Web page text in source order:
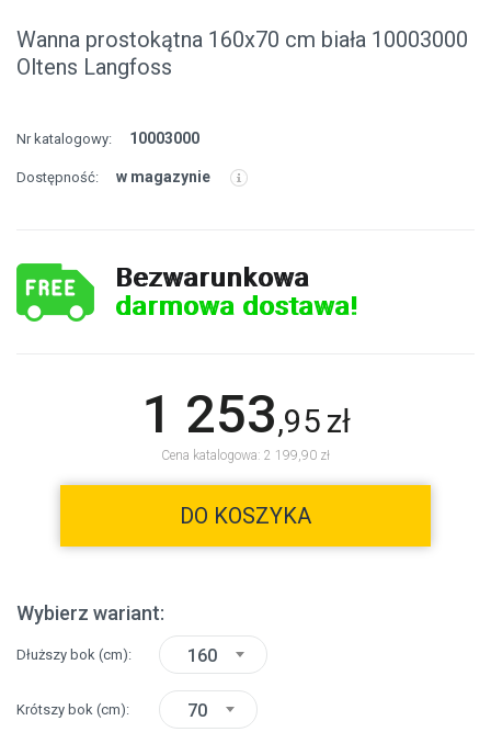
Wanna prostokątna 160x70 cm biała 10003000
Oltens Langfoss
Nr katalogowy: 10003000
Dostępność: w magazynie
Bezwarunkowa
darmowa dostawa!
1 253,95 zł
Cena katalogowa: 2 199,90 zł
DO KOSZYKA
Wybierz wariant:
Dłuższy bok (cm) 160
Krótszy bok (cm) 70